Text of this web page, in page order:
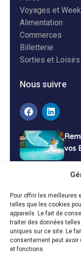
Pour offrir les meilleures
telles que les cookies
appareils. Le fait de
traiter des données
uniques sur ce site. Le
consentement peut
et fonctions.
Voyages et
Alimentation
Commerces
Billetterie
Sorties et Loisirs
Nous suivre
vos
13